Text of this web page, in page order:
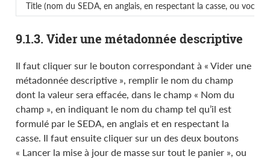
Title (nom du SEDA, en anglais, en respectant la casse, ou
9.1.3. Vider une métadonnée descriptive
Il faut cliquer sur le bouton correspondant à « Vider une
métadonnée descriptive », remplir le nom du champ
dont la valeur sera effacée, dans le champ « Nom du
champ », en indiquant le nom du champ tel qu’il est
formulé par le SEDA, en anglais et en respectant la
casse. Il faut ensuite cliquer sur un des deux boutons
« Lancer la mise à jour de masse sur tout le panier », ou